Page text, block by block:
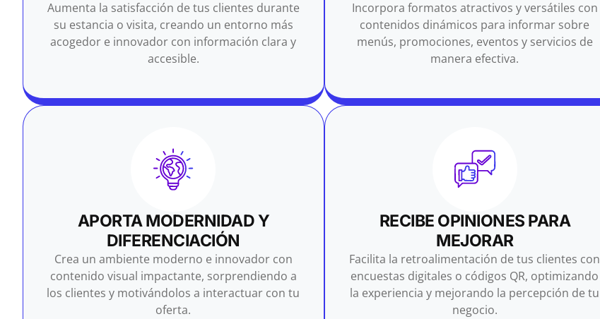
Aumenta la satisfacción de tus clientes durante
su estancia o visita, creando un entorno más
acogedor e innovador con información clara y
accesible.
Incorpora formatos atractivos y versátiles con
contenidos dinámicos para informar sobre
menús, promociones, eventos y servicios de
manera efectiva.
APORTA MODERNIDAD Y
DIFERENCIACIÓN
Crea un ambiente moderno e innovador con
contenido visual impactante, sorprendiendo a
los clientes y motivándolos a interactuar con tu
oferta.
RECIBE OPINIONES PARA
MEJORAR
Facilita la retroalimentación de tus clientes con
encuestas digitales o códigos QR, optimizando
la experiencia y mejorando la percepción de tu
negocio.